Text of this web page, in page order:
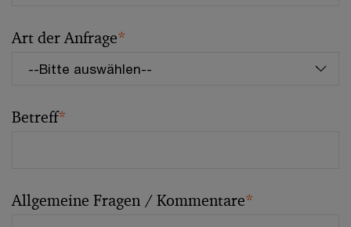
Art der Anfrage*
Betreff*
Allgemeine Fragen / Kommentare*